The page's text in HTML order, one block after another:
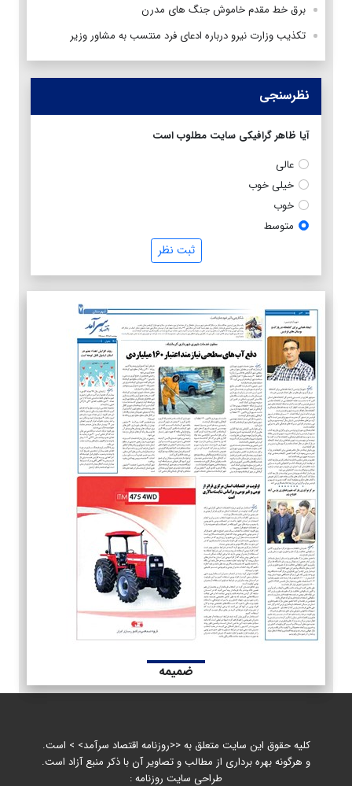
برق خط مقدم خاموش جنگ های مدرن
تکذیب وزارت نیرو درباره ادعای فرد منتسب به مشاور وزیر
نظرسنجی
آیا ظاهر گرافیکی سایت مطلوب است
عالی
خیلی خوب
خوب
متوسط
ثبت نظر
ضمیمه
کلیه حقوق این سایت متعلق به <<روزنامه اقتصاد سرآمد> > است.
و هرگونه بهره برداری از مطالب و تصاویر آن با ذکر منبع آزاد است.
طراحی سایت روزنامه :